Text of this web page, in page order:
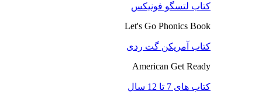
کتاب لتسگو فونیکس
Let's Go Phonics Book
کتاب آمریکن گت ردی
American Get Ready
کتاب های 7 تا 12 سال